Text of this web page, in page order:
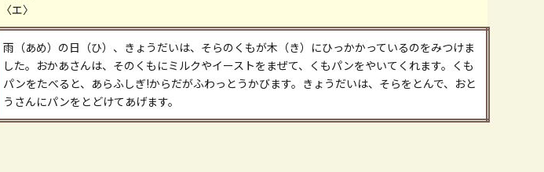
〈エ〉
雨（あめ）の日（ひ）、きょうだいは、そらのくもが木（き）にひっかかっているのをみつけま
した。おかあさんは、そのくもにミルクやイーストをまぜて、くもパンをやいてくれます。くも
パンをたべると、あらふしぎ!からだがふわっとうかびます。きょうだいは、そらをとんで、おと
うさんにパンをとどけてあげます。